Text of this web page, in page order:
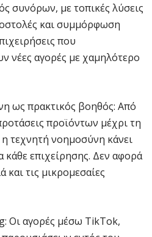
συνόρων, με τοπικές λύσεις
και συμμόρφωση
που
νέες αγορές με χαμηλότερο
ως πρακτικός βοηθός: Από
προϊόντων μέχρι τη
τεχνητή νοημοσύνη κάνει
κάθε επιχείρησης. Δεν αφορά
τις μικρομεσαίες
Οι αγορές μέσω TikTok,